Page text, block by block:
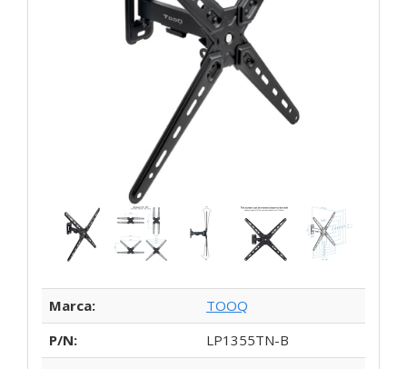
Marca:
TOOQ
P/N:
LP1355TN-B